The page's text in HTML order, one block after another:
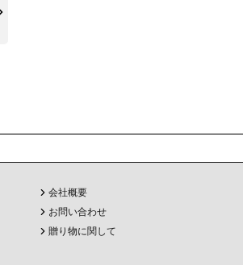
会社概要
お問い合わせ
贈り物に関して